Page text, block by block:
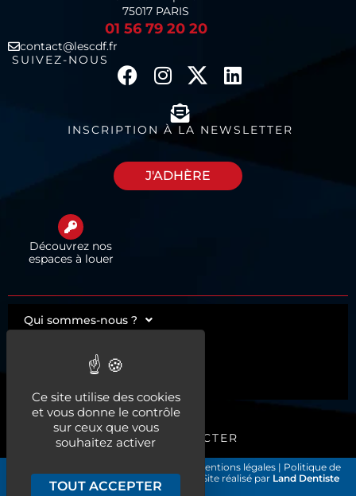
75017 PARIS
01 56 79 20 20
contact@lescdf.fr
SUIVEZ-NOUS
INSCRIPTION À LA NEWSLETTER
J'ADHÈRE
Découvrez nos
espaces à louer
Qui sommes-nous ?
ME CONNECTER
Mentions légales | Politique de
confidentialité et gestion des cookies
| Site réalisé par Land Dentiste
Ce site utilise des cookies
et vous donne le contrôle
sur ceux que vous
souhaitez activer
TOUT ACCEPTER